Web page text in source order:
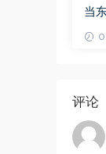
当
师
经
评论